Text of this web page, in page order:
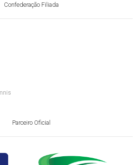
Confederação Filiada
Parceiro Oficial